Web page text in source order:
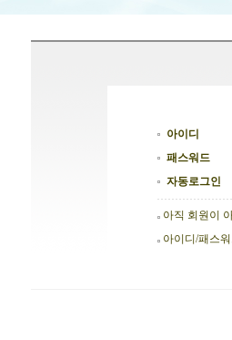
아이디
패스워드
자동로그인
아직 회원이
아이디/패스